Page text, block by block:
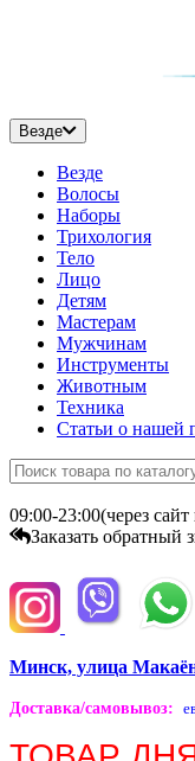
Везде
Везде
Волосы
Наборы
Трихология
Тело
Лицо
Детям
Мастерам
Мужчинам
Инструменты
Животным
Техника
Статьи о нашей
09:00-23:00(через
Заказать обратный
Минск, улица
Доставка/самовывоз: